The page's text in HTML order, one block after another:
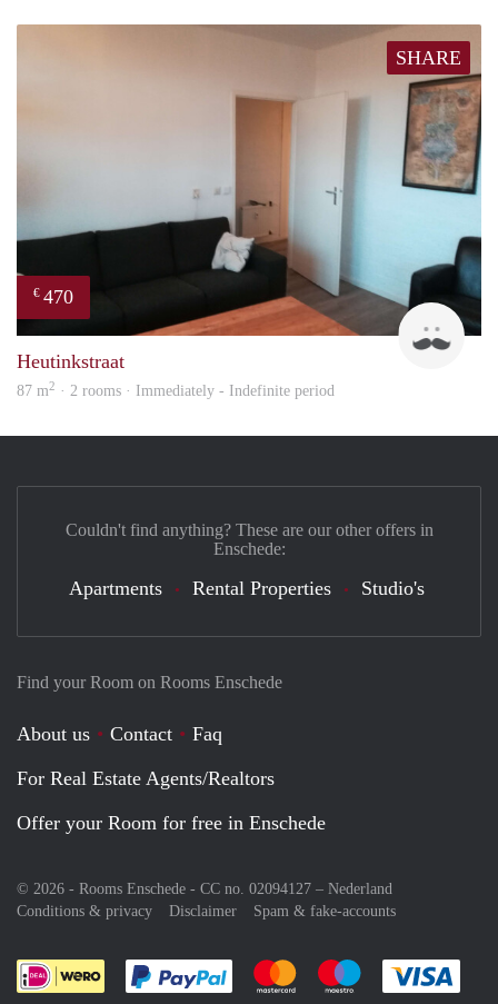
SHARE
€ 470
Heutinkstraat
87 m2 · 2 rooms · Immediately - Indefinite period
Find your Room on Rooms Enschede
About us Contact
Faq
For Real Estate Agents/Realtors
Offer your Room for free in Enschede
© 2026 - Rooms Enschede - CC no. 02094127 – Nederland
Conditions & privacy
Disclaimer Spam & fake-accounts
Pay easily with :payment method
Pay easily with :payment
Pay easily with
Couldn't find anything? These are our other offers in
Enschede:
Apartments Rental Properties Studio's